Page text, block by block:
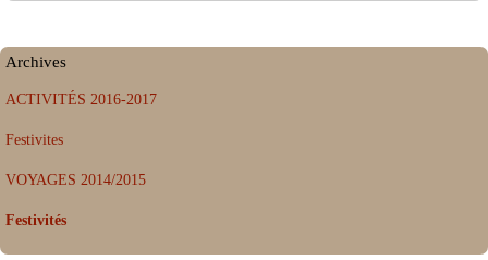
Archives
ACTIVITÉS 2016-2017
Festivites
VOYAGES 2014/2015
Festivités